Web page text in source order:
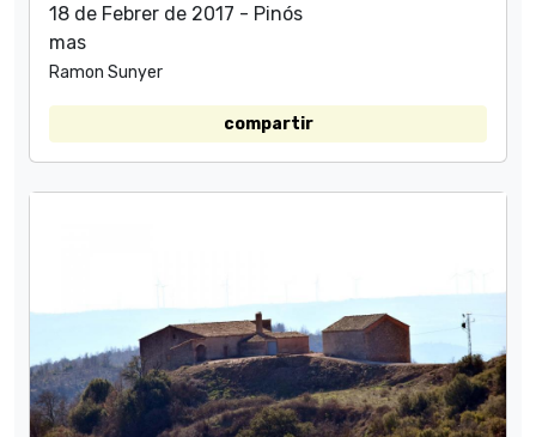
18 de Febrer de 2017 - Pinós
mas
Ramon Sunyer
compartir